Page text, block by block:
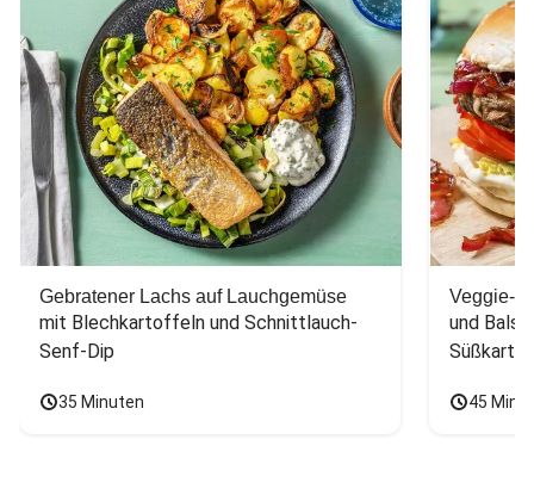
Gebratener Lachs auf Lauchgemüse
mit Blechkartoffeln und Schnittlauch-
Senf-Dip
35 Minuten
Veggie-
und
45